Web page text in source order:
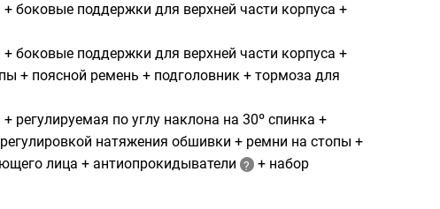
боковые поддержки для верхней части корпуса +
боковые поддержки для верхней части корпуса +
+ поясной ремень + подголовник + тормоза для
регулируемая по углу наклона на 30º спинка +
натяжения обшивки + ремни на стопы +
лица + антиопрокидыватели
+ набор